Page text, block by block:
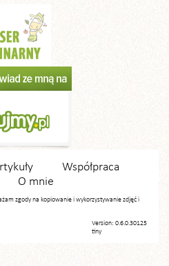
Współpraca
O mnie
zgody na kopiowanie i wykorzystywanie zdjęć i
Version: 0.6.0.30125
tiny